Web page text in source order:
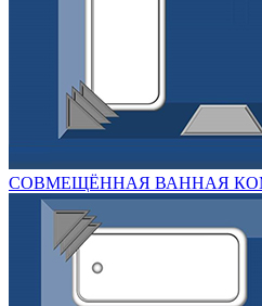
СОВМЕЩЁННАЯ ВАННАЯ